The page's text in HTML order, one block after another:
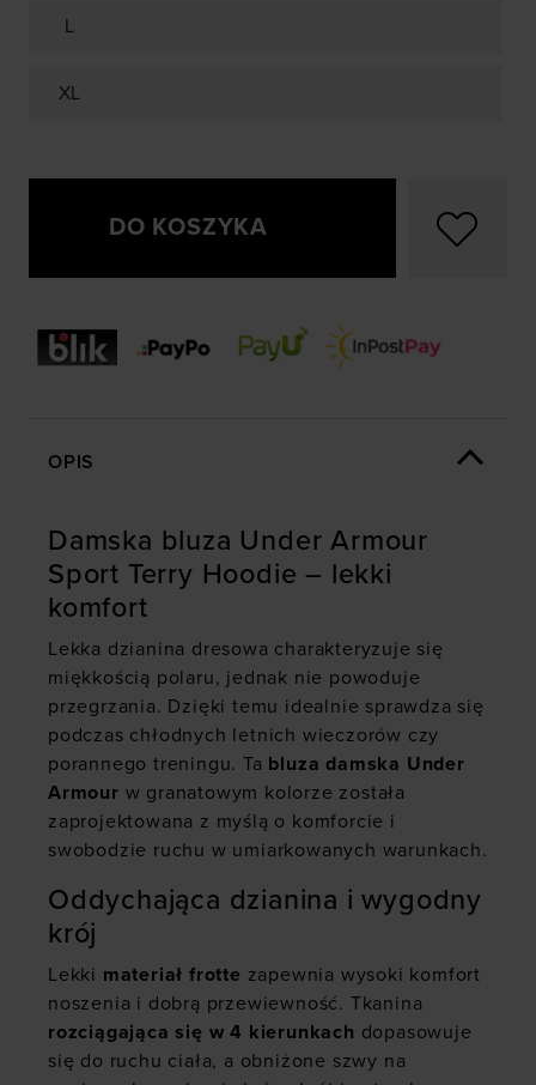
L
XL
DO KOSZYKA
OPIS
Damska bluza Under Armour
Sport Terry Hoodie – lekki
komfort
Lekka dzianina dresowa charakteryzuje się
miękkością polaru, jednak nie powoduje
przegrzania. Dzięki temu idealnie sprawdza się
podczas chłodnych letnich wieczorów czy
porannego treningu. Ta bluza damska Under
Armour w granatowym kolorze została
zaprojektowana z myślą o komforcie i
swobodzie ruchu w umiarkowanych warunkach.
Oddychająca dzianina i wygodny
krój
Lekki materiał frotte zapewnia wysoki komfort
noszenia i dobrą przewiewność. Tkanina
rozciągająca się w 4 kierunkach dopasowuje
się do ruchu ciała, a obniżone szwy na